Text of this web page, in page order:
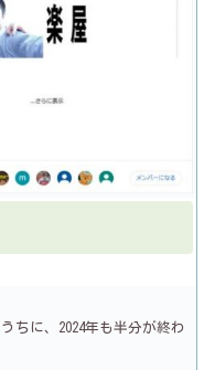
ちに、2024年も半分が終わ